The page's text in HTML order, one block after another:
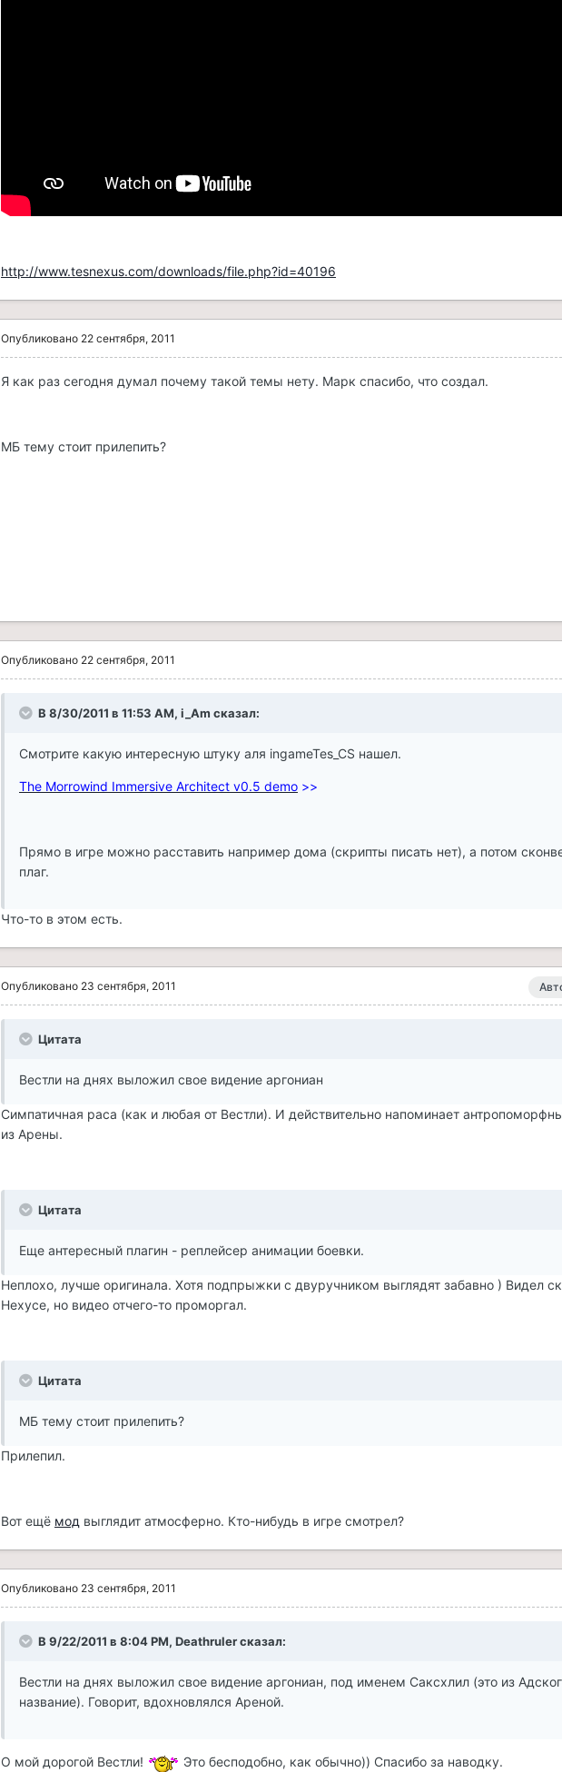
http://www.tesnexus.com/downloads/file.php?id=40196
Опубликовано 22 сентября, 2011
Я как раз сегодня думал почему такой темы нету. Марк спасибо, что создал.
МБ тему стоит прилепить?
Опубликовано 22 сентября, 2011
В 8/30/2011 в 11:53 AM, i_Am сказал:
Смотрите какую интересную штуку аля ingameTes_CS нашел.
The Morrowind Immersive Architect v0.5 demo >>
Прямо в игре можно расставить например дома (скрипты писать нет), а потом
плаг.
Что-то в этом есть.
Опубликовано 23 сентября, 2011
Цитата
Вестли на днях выложил свое видение аргониан
Симпатичная раса (как и любая от Вестли). И действительно напоминает
из Арены.
Цитата
Еще антересный плагин - реплейсер анимации боевки.
Неплохо, лучше оригинала. Хотя подпрыжки с двуручником выглядят забавно ) Видел
Нехусе, но видео отчего-то проморгал.
Цитата
МБ тему стоит прилепить?
Прилепил.
Вот ещё мод выглядит атмосферно. Кто-нибудь в игре смотрел?
Опубликовано 23 сентября, 2011
В 9/22/2011 в 8:04 PM, Deathruler сказал:
Вестли на днях выложил свое видение аргониан, под именем Саксхлил (это из
название). Говорит, вдохновлялся Ареной.
О мой дорогой Вестли! Это бесподобно, как обычно)) Спасибо за наводку.